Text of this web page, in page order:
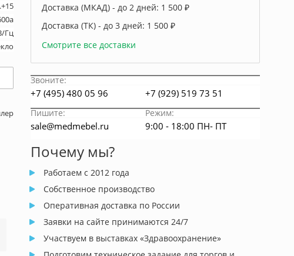
Гц
Доставка (МКАД) - до 2 дней: 1 500 ₽
Доставка (ТК) - до 3 дней: 1 500 ₽
Смотрите все доставки
Звоните:
+7 (495) 480 05 96 +7 (929) 519 73 51
Пишите: Режим:
sale@medmebel.ru 9:00 - 18:00 ПН- ПТ
Почему мы?
Работаем с 2012 года
Собственное производство
Оперативная доставка по России
Заявки на сайте принимаются 24/7
Участвуем в выставках «Здравоохранение»